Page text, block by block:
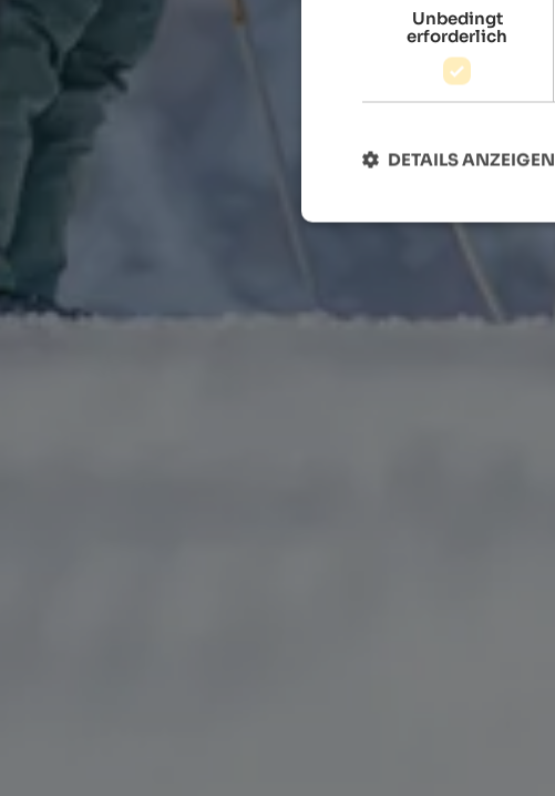
Unbedingt
erforderlich
DETAILS ANZEIGEN